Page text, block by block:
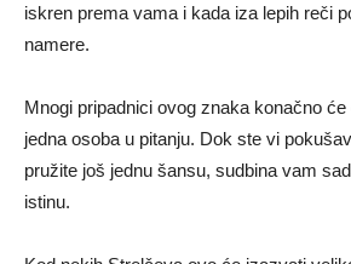
iskren prema vama i kada iza lepih reči
namere.
Mnogi pripadnici ovog znaka konačno
jedna osoba u pitanju. Dok ste vi
pružite još jednu šansu, sudbina vam
istinu.